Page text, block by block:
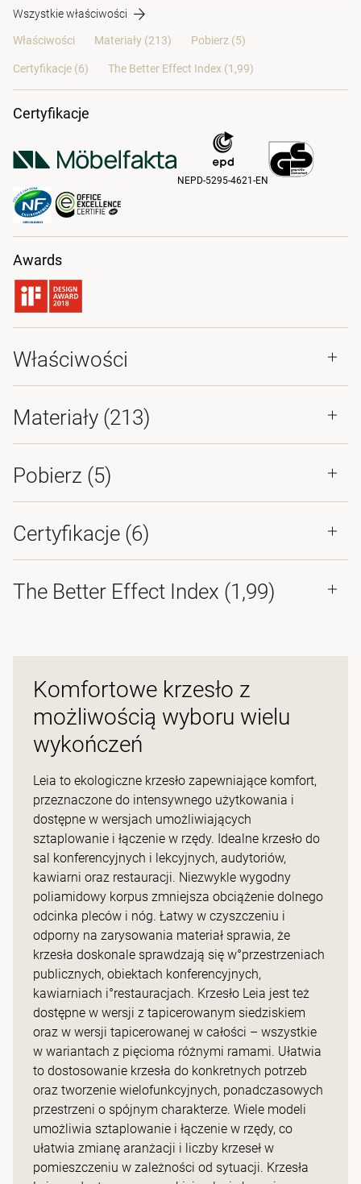
Wszystkie właściwości
Właściwości Materiały (213) Pobierz (5)
Certyfikacje (6) The Better Effect Index (1,99)
Certyfikacje
NEPD-5295-4621-EN
Awards
Właściwości
Materiały (213)
Pobierz (5)
Certyfikacje (6)
The Better Effect Index (1,99)
Komfortowe krzesło z
możliwością wyboru wielu
wykończeń
Leia to ekologiczne krzesło zapewniające komfort,
przeznaczone do intensywnego użytkowania i
dostępne w wersjach umożliwiających
sztaplowanie i łączenie w rzędy. Idealne krzesło do
sal konferencyjnych i lekcyjnych, audytoriów,
kawiarni oraz restauracji. Niezwykle wygodny
poliamidowy korpus zmniejsza obciążenie dolnego
odcinka pleców i nóg. Łatwy w czyszczeniu i
odporny na zarysowania materiał sprawia, że
krzesła doskonale sprawdzają się w°przestrzeniach
publicznych, obiektach konferencyjnych,
kawiarniach i°restauracjach. Krzesło Leia jest też
dostępne w wersji z tapicerowanym siedziskiem
oraz w wersji tapicerowanej w całości – wszystkie
w wariantach z pięcioma różnymi ramami. Ułatwia
to dostosowanie krzesła do konkretnych potrzeb
oraz tworzenie wielofunkcyjnych, ponadczasowych
przestrzeni o spójnym charakterze. Wiele modeli
umożliwia sztaplowanie i łączenie w rzędy, co
ułatwia zmianę aranżacji i liczby krzeseł w
pomieszczeniu w zależności od sytuacji. Krzesła